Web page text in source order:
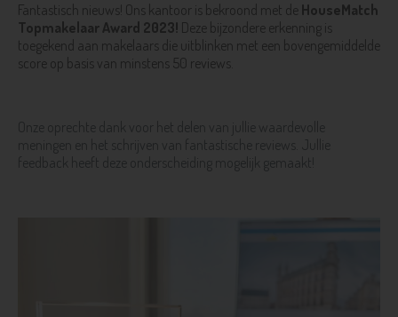
Fantastisch nieuws! Ons kantoor is bekroond met de HouseMatch
Topmakelaar Award 2023! Deze bijzondere erkenning is
toegekend aan makelaars die uitblinken met een bovengemiddelde
score op basis van minstens 50 reviews.
Onze oprechte dank voor het delen van jullie waardevolle
meningen en het schrijven van fantastische reviews. Jullie
feedback heeft deze onderscheiding mogelijk gemaakt!